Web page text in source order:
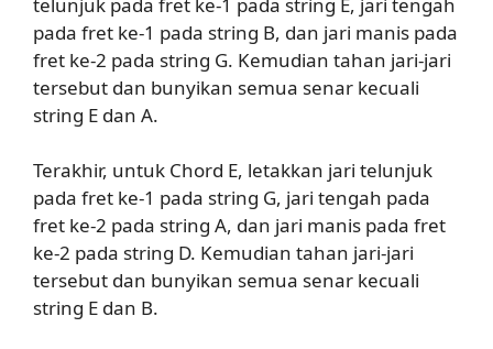
pada fret ke-1 pada string B, dan jari manis pada
fret ke-2 pada string G. Kemudian tahan jari-jari
tersebut dan bunyikan semua senar kecuali
string E dan A.
Terakhir, untuk Chord E, letakkan jari telunjuk
pada fret ke-1 pada string G, jari tengah pada
fret ke-2 pada string A, dan jari manis pada fret
ke-2 pada string D. Kemudian tahan jari-jari
tersebut dan bunyikan semua senar kecuali
string E dan B.